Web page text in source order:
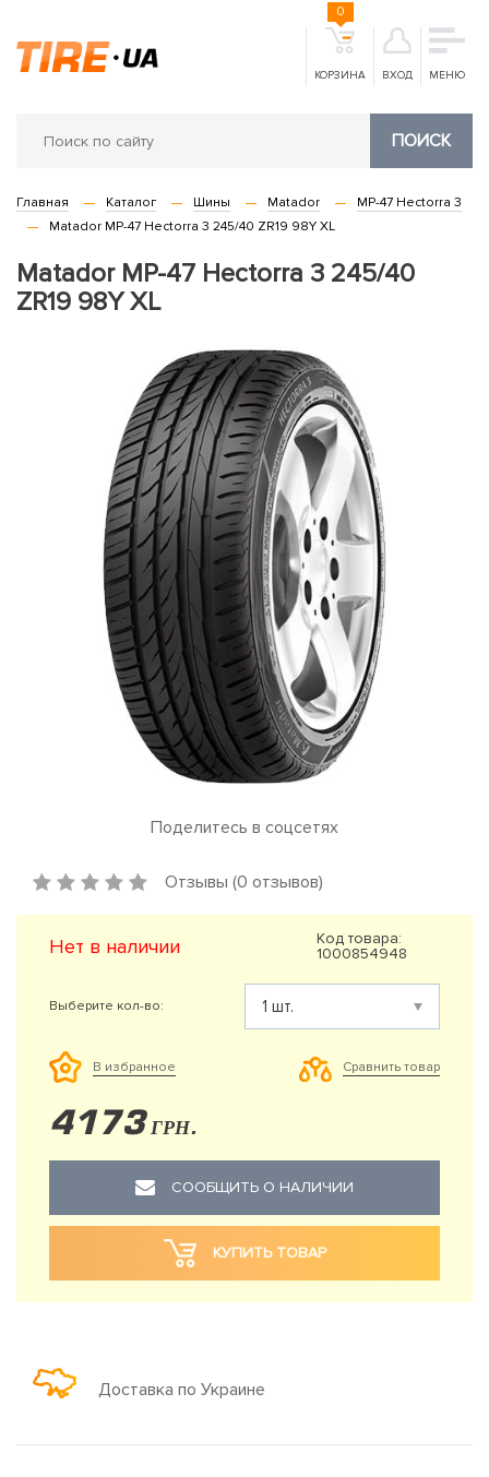
КОРЗИНА
0
ВХОД МЕНЮ
ПОИСК
Главная Каталог Шины Matador
MP-47 Hectorra 3
Matador MP-47 Hectorra 3 245/40 ZR19 98Y XL
Matador MP-47 Hectorra 3 245/40
ZR19 98Y XL
Поделитесь в соцсетях
Отзывы (0 отзывов)
Нет в наличии
Код товара:
1000854948
Выберите кол-во:
В избранное Сравнить товар
4173 ГРН.
СООБЩИТЬ О НАЛИЧИИ
КУПИТЬ ТОВАР
Доставка по Украине